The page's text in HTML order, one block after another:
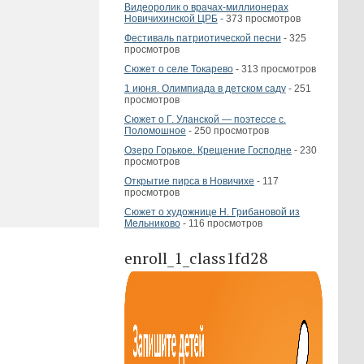
Видеоролик о врачах-миллионерах
Новичихинской ЦРБ- 373 просмотров
Фестиваль патриотической песни - 325
просмотров
Сюжет о селе Токарево- 313 просмотров
1 июня. Олимпиада в детском саду- 251
просмотров
Сюжет о Г. Уланской — поэтессе с.
Поломошное - 250 просмотров
Озеро Горькое. Крещение Господне - 230
просмотров
Открытие пирса в Новичихе - 117
просмотров
Сюжет о художнице Н. Грибановой из
Мельниково- 116 просмотров
enroll_1_class1fd28